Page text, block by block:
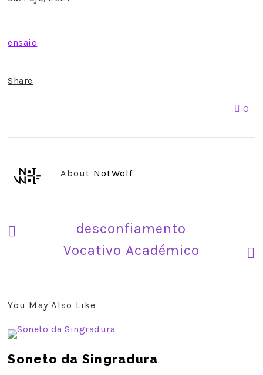
ensaio
Share
0
About NotWolf
desconfiamento
Vocativo Académico
You May Also Like
Soneto da Singradura